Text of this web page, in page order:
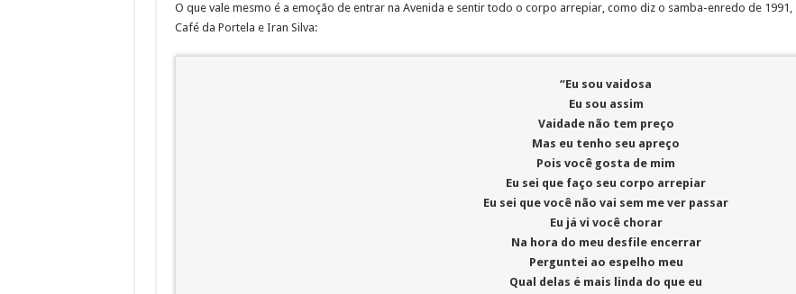
O que vale mesmo é a emoção de entrar na Avenida e sentir todo o corpo arrepiar, como diz o samba-enredo de 1991,
Café da Portela e Iran Silva:
“Eu sou vaidosa
Eu sou assim
Vaidade não tem preço
Mas eu tenho seu apreço
Pois você gosta de mim
Eu sei que faço seu corpo arrepiar
Eu sei que você não vai sem me ver passar
Eu já vi você chorar
Na hora do meu desfile encerrar
Perguntei ao espelho meu
Qual delas é mais linda do que eu